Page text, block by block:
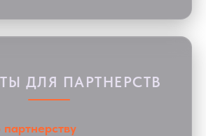
ДЛЯ ПАРТНЕРСТВ